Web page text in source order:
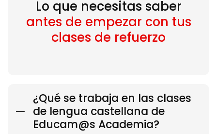
Lo que necesitas saber
antes de empezar con tus
clases de refuerzo
¿Qué se trabaja en las clases
de lengua castellana de
Educam@s Academia?